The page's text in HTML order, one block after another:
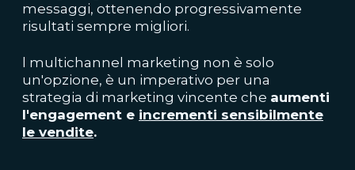
messaggi, ottenendo progressivamente
risultati sempre migliori.
l multichannel marketing non è solo
un'opzione, è un imperativo per una
strategia di marketing vincente che aumenti
l'engagement e incrementi sensibilmente
le vendite.